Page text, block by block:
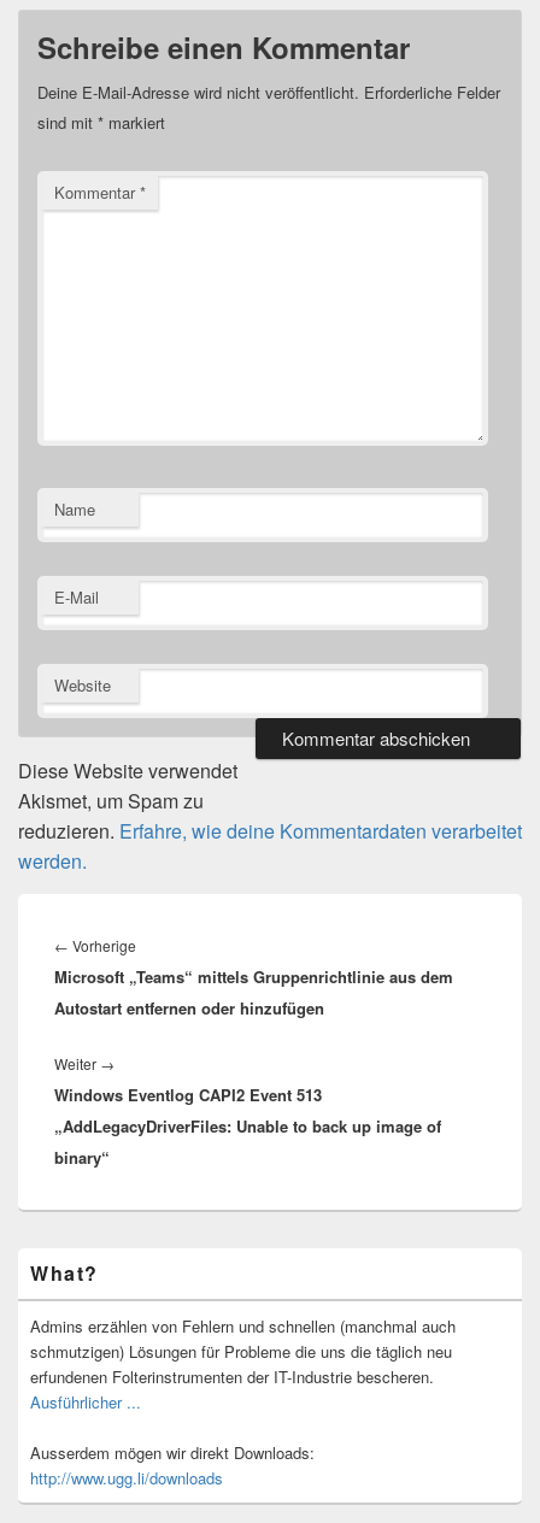
Schreibe einen Kommentar
Deine E-Mail-Adresse wird nicht veröffentlicht. Erforderliche Felder
sind mit * markiert
Kommentar*
Name
E-Mail
Website
Diese Website verwendet
Akismet, um Spam zu
reduzieren. Erfahre, wie deine Kommentardaten verarbeitet
werden.
← Vorherige
Beitrag:
Microsoft „Teams“ mittels Gruppenrichtlinie aus dem
Autostart entfernen oder hinzufügen
Weiter →
Beitrag:
Windows Eventlog CAPI2 Event 513
„AddLegacyDriverFiles: Unable to back up image of
binary“
Seitenleisten-
Widgetbereich
What?
Admins erzählen von Fehlern und schnellen (manchmal auch
schmutzigen) Lösungen für Probleme die uns die täglich neu
erfundenen Folterinstrumenten der IT-Industrie bescheren.
Ausführlicher ...
Ausserdem mögen wir direkt Downloads:
http://www.ugg.li/downloads